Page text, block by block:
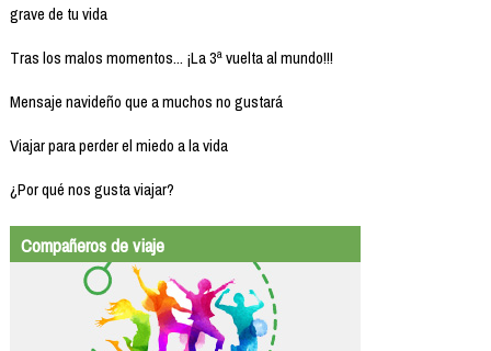
grave de tu vida
Tras los malos momentos... ¡La 3ª vuelta al mundo!!!
Mensaje navideño que a muchos no gustará
Viajar para perder el miedo a la vida
¿Por qué nos gusta viajar?
Compañeros de viaje